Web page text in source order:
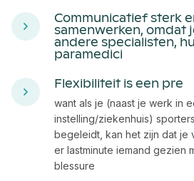
Communicatief sterk
samenwerken, omdat
andere specialisten,
paramedici
Flexibiliteit is een pre
want als je (naast je werk in
instelling/ziekenhuis)
begeleidt, kan het zijn dat je
er lastminute iemand gezien
blessure